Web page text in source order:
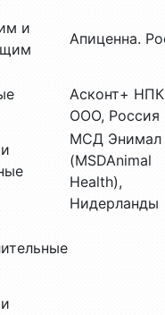
и
Апиценна.
Асконт+ НПК
ООО, Россия
МСД Энимал
(MSDAnimal
Health),
Нидерланды